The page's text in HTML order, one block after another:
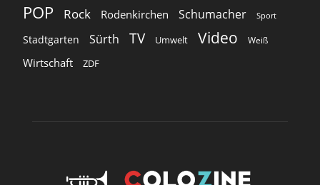
POP Rock Rodenkirchen Schumacher Sport
Stadtgarten Sürth TV Umwelt Video Weiß
Wirtschaft ZDF